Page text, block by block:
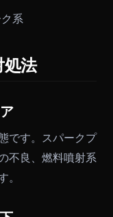
系
処法
です。スパークプ
不良、燃料噴射系
。